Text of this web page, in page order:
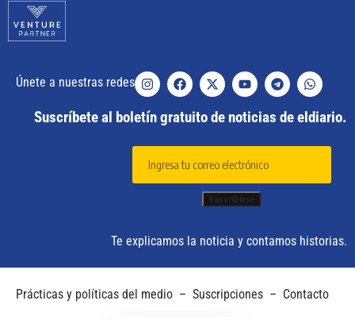
Únete a nuestras redes
Suscríbete al boletín gratuito de noticias de eldiario.
Te explicamos la noticia y contamos historias.
Prácticas y políticas del medio – Suscripciones – Contacto